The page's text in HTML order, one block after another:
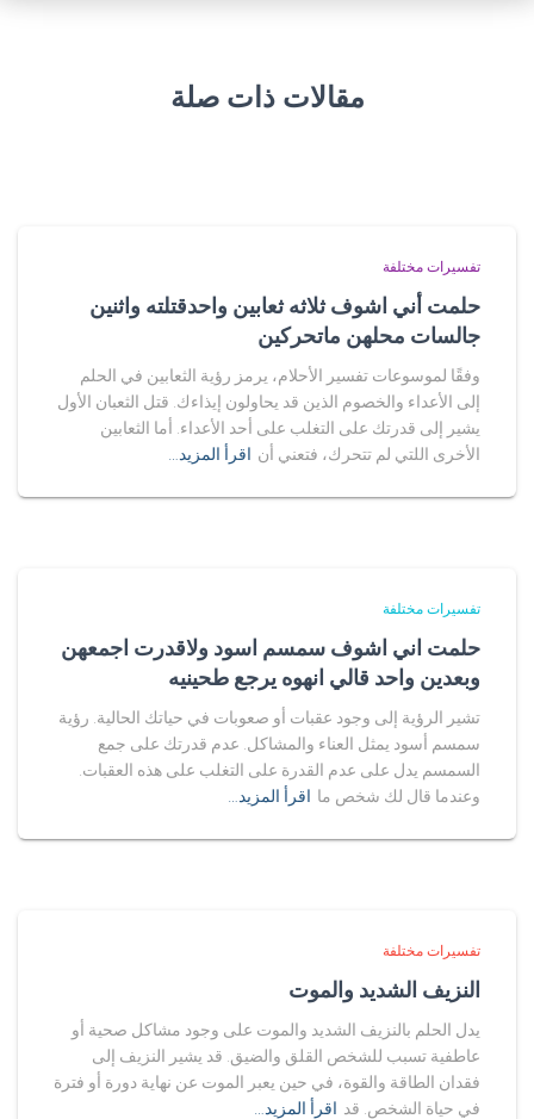
مقالات ذات صلة
تفسيرات مختلفة
حلمت أني اشوف ثلاثه ثعابين واحدقتلته واثنين
جالسات محلهن ماتحركين
وفقًا لموسوعات تفسير الأحلام، يرمز رؤية الثعابين في الحلم
إلى الأعداء والخصوم الذين قد يحاولون إيذاءك. قتل الثعبان الأول
يشير إلى قدرتك على التغلب على أحد الأعداء. أما الثعابين
الأخرى اللتي لم تتحرك، فتعني أن اقرأ المزيد…
تفسيرات مختلفة
حلمت اني اشوف سمسم اسود ولاقدرت اجمعهن
وبعدين واحد قالي انهوه يرجع طحينيه
تشير الرؤية إلى وجود عقبات أو صعوبات في حياتك الحالية. رؤية
سمسم أسود يمثل العناء والمشاكل. عدم قدرتك على جمع
السمسم يدل على عدم القدرة على التغلب على هذه العقبات.
وعندما قال لك شخص ما اقرأ المزيد…
تفسيرات مختلفة
النزيف الشديد والموت
يدل الحلم بالنزيف الشديد والموت على وجود مشاكل صحية أو
عاطفية تسبب للشخص القلق والضيق. قد يشير النزيف إلى
فقدان الطاقة والقوة، في حين يعبر الموت عن نهاية دورة أو فترة
في حياة الشخص. قد اقرأ المزيد…